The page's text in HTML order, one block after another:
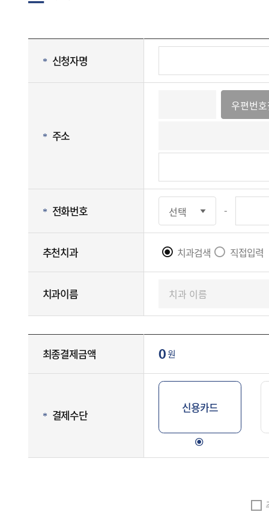
신청자명
주소
우편번
전화번호 -
추천치과 치과검색 직접입력
치과이름
최종결제금액 0 원
결제수단
신용카드